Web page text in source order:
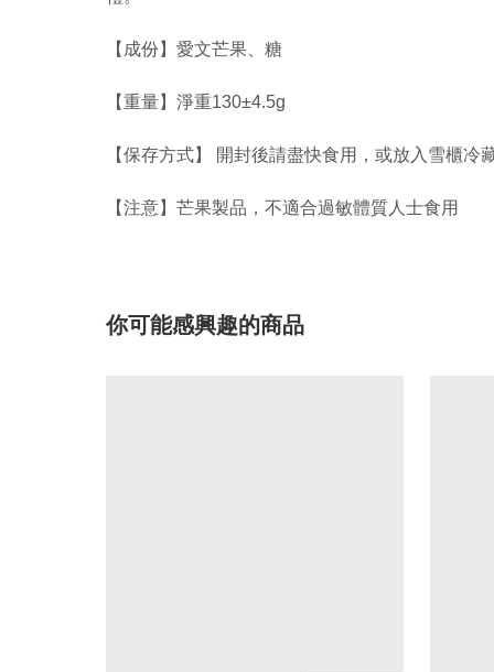
【成份】愛文芒果、糖
【重量】淨重130±4.5g
【保存方式】 開封後請盡快食用，或放入雪櫃冷
【注意】芒果製品，不適合過敏體質人士食用
你可能感興趣的商品